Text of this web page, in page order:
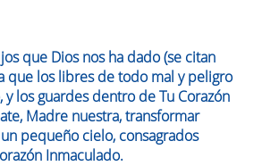
que Dios nos ha dado (se citan
que los libres de todo mal y peligro
y los guardes dentro de Tu Corazón
Madre nuestra, transformar
pequeño cielo, consagrados
Inmaculado.